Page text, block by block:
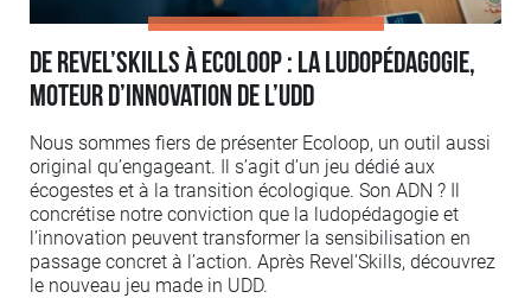
De Revel’Skills à Ecoloop : la ludopédagogie,
moteur d’innovation de l’UDD
Nous sommes fiers de présenter Ecoloop, un outil aussi
original qu’engageant. Il s’agit d’un jeu dédié aux
écogestes et à la transition écologique. Son ADN ? Il
concrétise notre conviction que la ludopédagogie et
l’innovation peuvent transformer la sensibilisation en
passage concret à l’action. Après Revel’Skills, découvrez
le nouveau jeu made in UDD.